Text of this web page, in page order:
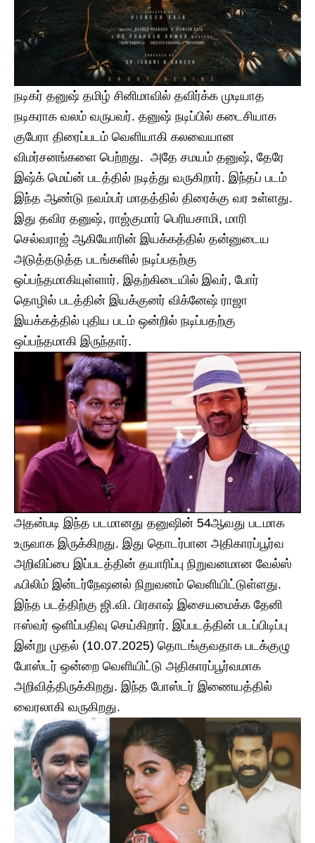
நடிகர் தனுஷ் தமிழ் சினிமாவில் தவிர்க்க முடியாத
நடிகராக வலம் வருபவர். தனுஷ் நடிப்பில் கடைசியாக
குபேரா திரைப்படம் வெளியாகி கலவையான
விமர்சனங்களை பெற்றது. அதே சமயம் தனுஷ், தேரே
இஷ்க் மெய்ன் படத்தில் நடித்து வருகிறார். இந்தப் படம்
இந்த ஆண்டு நவம்பர் மாதத்தில் திரைக்கு வர உள்ளது.
இது தவிர தனுஷ், ராஜ்குமார் பெரியசாமி, மாரி
செல்வராஜ் ஆகியோரின் இயக்கத்தில் தன்னுடைய
அடுத்தடுத்த படங்களில் நடிப்பதற்கு
ஒப்பந்தமாகியுள்ளார். இதற்கிடையில் இவர், போர்
தொழில் படத்தின் இயக்குனர் விக்னேஷ் ராஜா
இயக்கத்தில் புதிய படம் ஒன்றில் நடிப்பதற்கு
ஒப்பந்தமாகி இருந்தார்.
அதன்படி இந்த படமானது தனுஷின் 54ஆவது படமாக
உருவாக இருக்கிறது. இது தொடர்பான அதிகாரப்பூர்வ
அறிவிப்பை இப்படத்தின் தயாரிப்பு நிறுவனமான வேல்ஸ்
ஃபிலிம் இன்டர்நேஷனல் நிறுவனம் வெளியிட்டுள்ளது.
இந்த படத்திற்கு ஜி.வி. பிரகாஷ் இசையமைக்க தேனி
ஈஸ்வர் ஒளிப்பதிவு செய்கிறார். இப்படத்தின் படப்பிடிப்பு
இன்று முதல் (10.07.2025) தொடங்குவதாக படக்குழு
போஸ்டர் ஒன்றை வெளியிட்டு அதிகாரப்பூர்வமாக
அறிவித்திருக்கிறது. இந்த போஸ்டர் இணையத்தில்
வைரலாகி வருகிறது.